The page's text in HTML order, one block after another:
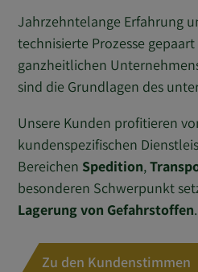
Jahrzehntelange Erfahrung
technisierte Prozesse
ganzheitlichen
sind die Grundlagen des
Unsere Kunden profitieren
kundenspezifischen
Bereichen Spedition,
besonderen Schwerpunkt
Lagerung von Gefahrstoffen.
Zu den Kundenstimmen